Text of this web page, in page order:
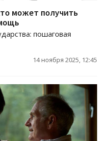
может получить
пошаговая
14 ноября 2025, 12:45